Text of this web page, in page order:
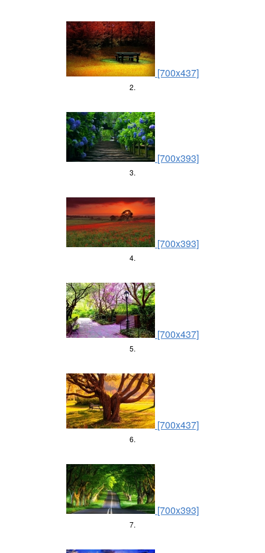
[700x437]
2.
[700x393]
3.
[700x393]
4.
[700x437]
5.
[700x437]
6.
[700x393]
7.